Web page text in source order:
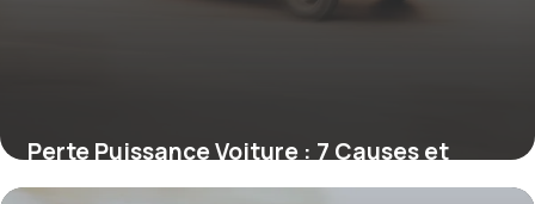
Perte Puissance Voiture : 7 Causes et
Solutions